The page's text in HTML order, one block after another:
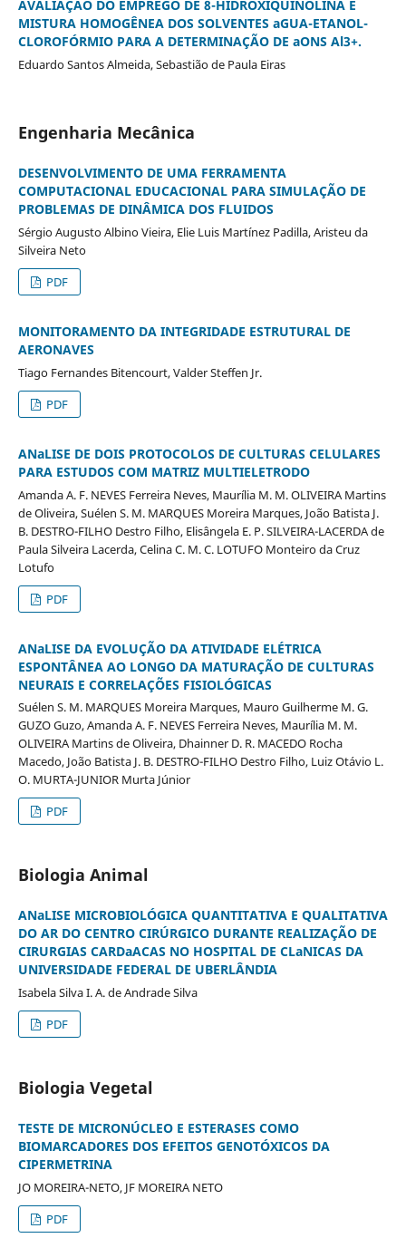
AVALIAÇÃO DO EMPREGO DE 8-HIDROXIQUINOLINA E
MISTURA HOMOGÊNEA DOS SOLVENTES aGUA-ETANOL-
CLOROFÓRMIO PARA A DETERMINAÇÃO DE aONS Al3+.
Eduardo Santos Almeida, Sebastião de Paula Eiras
Engenharia Mecânica
DESENVOLVIMENTO DE UMA FERRAMENTA
COMPUTACIONAL EDUCACIONAL PARA SIMULAÇÃO DE
PROBLEMAS DE DINÂMICA DOS FLUIDOS
Sérgio Augusto Albino Vieira, Elie Luis Martínez Padilla, Aristeu da
Silveira Neto
PDF
MONITORAMENTO DA INTEGRIDADE ESTRUTURAL DE
AERONAVES
Tiago Fernandes Bitencourt, Valder Steffen Jr.
PDF
ANaLISE DE DOIS PROTOCOLOS DE CULTURAS CELULARES
PARA ESTUDOS COM MATRIZ MULTIELETRODO
Amanda A. F. NEVES Ferreira Neves, Maurília M. M. OLIVEIRA Martins
de Oliveira, Suélen S. M. MARQUES Moreira Marques, João Batista J.
B. DESTRO-FILHO Destro Filho, Elisângela E. P. SILVEIRA-LACERDA de
Paula Silveira Lacerda, Celina C. M. C. LOTUFO Monteiro da Cruz
Lotufo
PDF
ANaLISE DA EVOLUÇÃO DA ATIVIDADE ELÉTRICA
ESPONTÂNEA AO LONGO DA MATURAÇÃO DE CULTURAS
NEURAIS E CORRELAÇÕES FISIOLÓGICAS
Suélen S. M. MARQUES Moreira Marques, Mauro Guilherme M. G.
GUZO Guzo, Amanda A. F. NEVES Ferreira Neves, Maurília M. M.
OLIVEIRA Martins de Oliveira, Dhainner D. R. MACEDO Rocha
Macedo, João Batista J. B. DESTRO-FILHO Destro Filho, Luiz Otávio L.
O. MURTA-JUNIOR Murta Júnior
PDF
Biologia Animal
ANaLISE MICROBIOLÓGICA QUANTITATIVA E QUALITATIVA
DO AR DO CENTRO CIRÚRGICO DURANTE REALIZAÇÃO DE
CIRURGIAS CARDaACAS NO HOSPITAL DE CLaNICAS DA
UNIVERSIDADE FEDERAL DE UBERLÂNDIA
Isabela Silva I. A. de Andrade Silva
PDF
Biologia Vegetal
TESTE DE MICRONÚCLEO E ESTERASES COMO
BIOMARCADORES DOS EFEITOS GENOTÓXICOS DA
CIPERMETRINA
JO MOREIRA-NETO, JF MOREIRA NETO
PDF